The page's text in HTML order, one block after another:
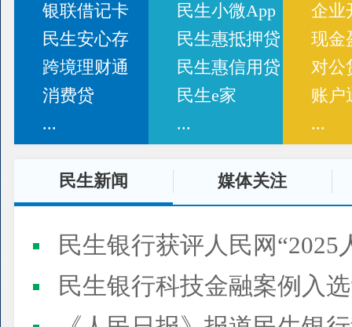
银联借记卡
民生安心存
跨境理财通
消费贷
...
民生小微App
民生惠抵押贷
民生惠信用贷
民生e家
...
企业
现金
对公
账户
...
民生新闻 媒体关注
民生银行获评人民网“2025
民生银行科技金融案例入选“2025人民